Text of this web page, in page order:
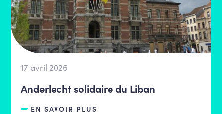
17 avril 2026
Anderlecht solidaire du Liban
EN SAVOIR PLUS